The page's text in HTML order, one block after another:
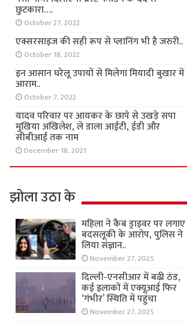
छुटकारा….
October 27, 2022
एक्सरसाइज की सही रूप से प्लानिंग भी है जरुरी..
October 18, 2022
इन आसान घरेलू उपायों से मिलेगा मियादी बुखार में
आराम..
October 7, 2022
यादव परिवार पर आयकर के छापे से उखड़े सपा
मुखिया अखिलेश, ले डाला आईटी, ईडी और
सीबीआई तक नाम
December 18, 2021
झोला उठा के
महिला ने कैब ड्राइवर पर लगाए
बदसलूकी के आरोप, पुलिस ने
लिया संज्ञान..
November 27, 2025
दिल्ली-एनसीआर में बढ़ी ठंड,
कई इलाकों में एक्यूआई फिर
‘गंभीर’ स्थिति में पहुंचा
November 27, 2025